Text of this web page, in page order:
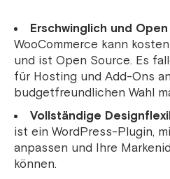
Erschwinglich und
WooCommerce kann
und ist Open Source. Es
für Hosting und Add-Ons
budgetfreundlichen Wahl
Vollständige
ist ein WordPress-Plugin,
anpassen und Ihre
können.